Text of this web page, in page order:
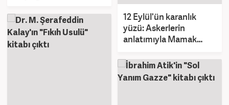
12 Eylül'ün karanlık
yüzü: Askerlerin
anlatımıyla Mamak
işkenceler